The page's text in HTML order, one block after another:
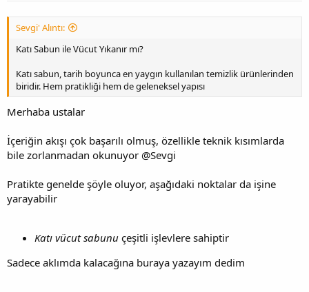
Sevgi' Alıntı:
Katı Sabun ile Vücut Yıkanır mı?
Katı sabun, tarih boyunca en yaygın kullanılan temizlik ürünlerinden
biridir. Hem pratikliği hem de geleneksel yapısı
Merhaba ustalar
İçeriğin akışı çok başarılı olmuş, özellikle teknik kısımlarda
bile zorlanmadan okunuyor @Sevgi
Pratikte genelde şöyle oluyor, aşağıdaki noktalar da işine
yarayabilir
Katı vücut sabunu çeşitli işlevlere sahiptir
Sadece aklımda kalacağına buraya yazayım dedim